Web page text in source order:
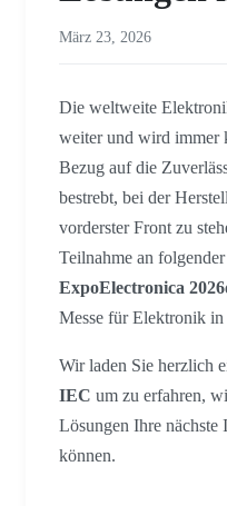
März 23, 2026
Die weltweite
weiter und wird immer
Bezug auf die
bestrebt, bei der
vorderster Front zu
Teilnahme an
ExpoElectronica 2026
Messe für Elektronik
Wir laden Sie herzlich
IEC um zu erfahren,
Lösungen Ihre nächste
können.